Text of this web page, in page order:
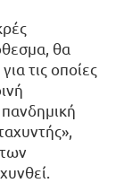
θα
τις οποίες